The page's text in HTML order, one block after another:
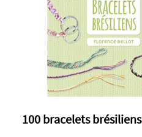
100 bracelets brésiliens